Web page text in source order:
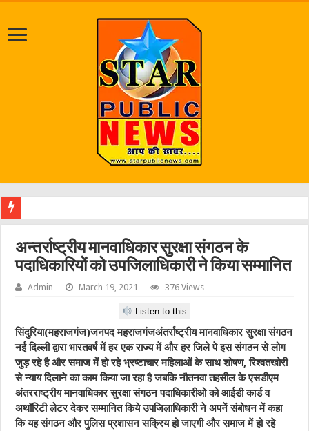
अन्तर्राष्ट्रीय मानवाधिकार सुरक्षा संगठन के
पदाधिकारियों को उपजिलाधिकारी ने किया सम्मानित
Admin March 19, 2021 376 Views
Listen to this
सिंदुरिया(महराजगंज)जनपद महराजगंजअंतर्राष्ट्रीय मानवाधिकार सुरक्षा संगठन
नई दिल्ली द्वारा भारतवर्ष में हर एक राज्य में और हर जिले पे इस संगठन से लोग
जुड़ रहे है और समाज में हो रहे भ्रष्टाचार महिलाओं के साथ शोषण, रिश्वतखोरी
से न्याय दिलाने का काम किया जा रहा है जबकि नौतनवा तहसील के एसडीएम
अंतरराष्ट्रीय मानवाधिकार सुरक्षा संगठन पदाधिकारीओ को आईडी कार्ड व
अथॉरिटी लेटर देकर सम्मानित किये उपजिलाधिकारी ने अपनें संबोधन में कहा
कि यह संगठन और पुलिस प्रशासन सक्रिय हो जाएगी और समाज में हो रहे